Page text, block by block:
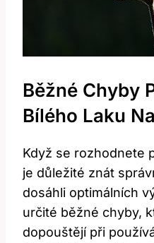
Běžné Chyby
Bílého Laku‍
Když se rozhodnete‌
‌je důležité znát
dosáhli optimálních‌
určité běžné chyby,​
dopouštějí při